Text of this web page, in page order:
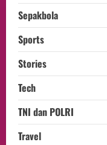
Sepakbola
Sports
Stories
Tech
TNI dan POLRI
Travel